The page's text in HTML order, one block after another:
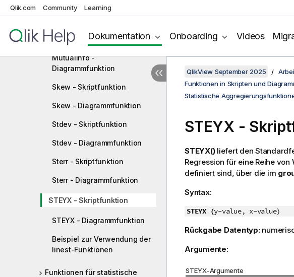
Qlik.com Community Learning
Dokumentation Onboarding Videos
Median - Diagrammfunktion
MutualInfo -
Diagrammfunktion
Skew - Skriptfunktion
Skew - Diagrammfunktion
Stdev - Skriptfunktion
Stdev - Diagrammfunktion
Sterr - Skriptfunktion
Sterr - Diagrammfunktion
STEYX - Skriptfunktion
STEYX - Diagrammfunktion
Beispiel zur Verwendung der
linest-Funktionen
Funktionen für statistische
QlikView September 2025
Funktionen in Skripten und
Statistische
STEYX -
STEYX()liefert den
Regression für eine Reihe
definiert sind, über die im
Syntax:
STEYX (y-value, x-value)
Rückgabe Datentyp:
Argumente:
STEYX-Argumente